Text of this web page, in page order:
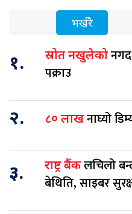
भर्खरै
१. स्रोत नखुलेको
पक्राउ
२. ८० लाखनाघ्यो
३. राष्ट्र बैंकलचिलो
बेथिति, साइबर